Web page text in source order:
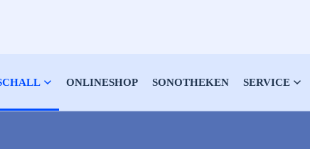
ONLINESHOP SONOTHEKEN SERVICE